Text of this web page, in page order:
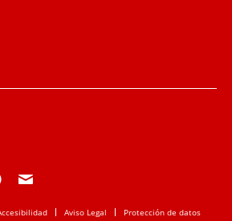
Aviso Legal Protección de datos